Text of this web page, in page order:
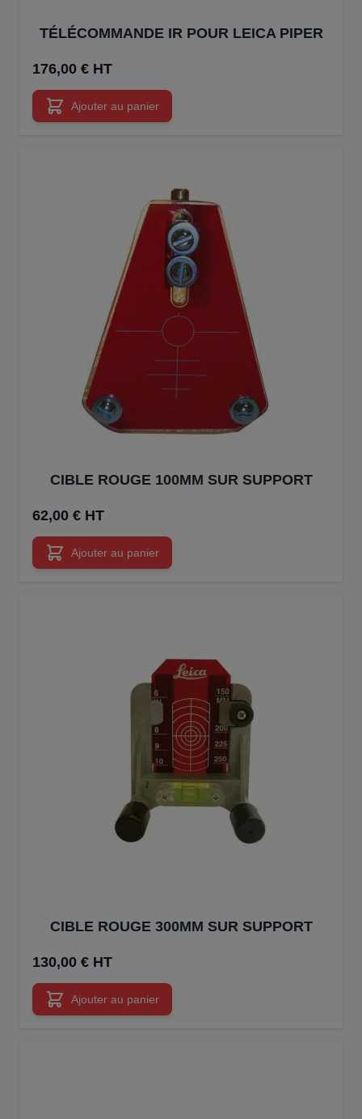
TÉLÉCOMMANDE IR POUR LEICA PIPER
176,00 € HT
Ajouter au panier
CIBLE ROUGE 100MM SUR SUPPORT
62,00 € HT
Ajouter au panier
CIBLE ROUGE 300MM SUR SUPPORT
130,00 € HT
Ajouter au panier